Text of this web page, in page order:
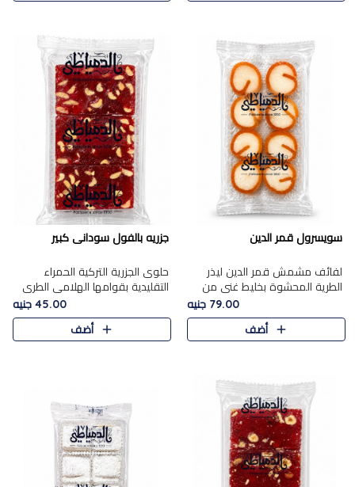
سويسرول قمر الدين
لفائف مشمش قمر الدين ليذر
الطرية المحشوة بخليط غني من
جوز الهند الأبيض والمكسرات
الفاخرة، يقدم المذاق الحلو
الطبيعي لقمر الدين و تجمع بين
79.00 جنيه
أضف
جزريه بالفول سودانى كبير
حلوى الجزرية التركية الحمراء
التقليدية بقوامها الهلامي الطري
ولونها الأحمر المميز، محشوة
بسخاء بالفول السوداني المحمص
لتمنحك توازنًا رائعًا ..
45.00 جنيه
أضف